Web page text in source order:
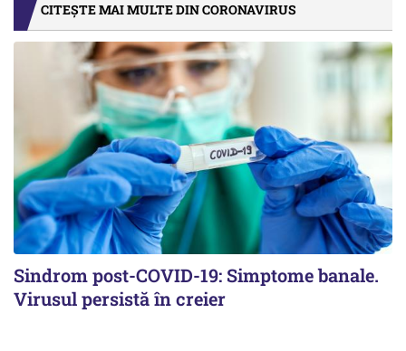
CITEȘTE MAI MULTE DIN CORONAVIRUS
Sindrom post-COVID-19: Simptome banale.
Virusul persistă în creier